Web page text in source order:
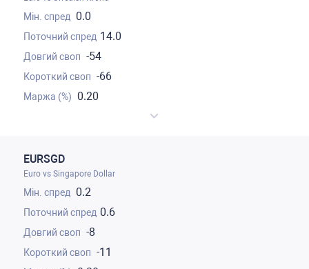
0.0
14.0
-54
-66
0.20
EURSGD
Euro vs Singapore Dollar
0.2
0.6
-8
-11